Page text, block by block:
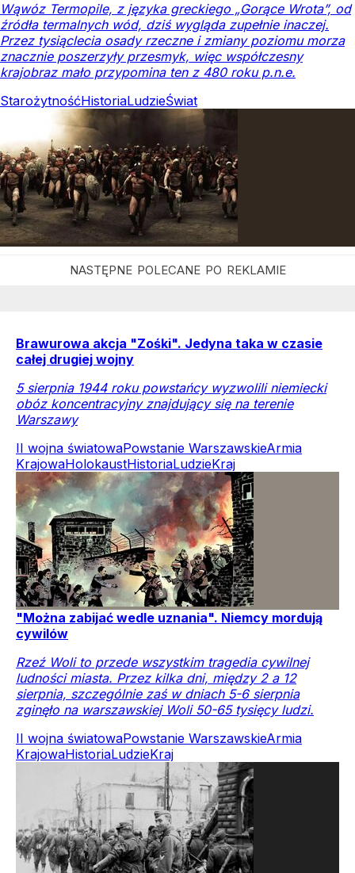
Wąwóz Termopile, z języka greckiego „Gorące Wrota”, od
źródła termalnych wód, dziś wygląda zupełnie inaczej.
Przez tysiąclecia osady rzeczne i zmiany poziomu morza
znacznie poszerzyły przesmyk, więc współczesny
krajobraz mało przypomina ten z 480 roku p.n.e.
StarożytnośćHistoriaLudzieŚwiat
Brawurowa akcja "Zośki". Jedyna taka w czasie
całej drugiej wojny
5 sierpnia 1944 roku powstańcy wyzwolili niemiecki
obóz koncentracyjny znajdujący się na terenie
Warszawy
II wojna światowaPowstanie WarszawskieArmia
KrajowaHolokaustHistoriaLudzieKraj
"Można zabijać wedle uznania". Niemcy mordują
cywilów
Rzeź Woli to przede wszystkim tragedia cywilnej
ludności miasta. Przez kilka dni, między 2 a 12
sierpnia, szczególnie zaś w dniach 5-6 sierpnia
zginęło na warszawskiej Woli 50-65 tysięcy ludzi.
II wojna światowaPowstanie WarszawskieArmia
KrajowaHistoriaLudzieKraj